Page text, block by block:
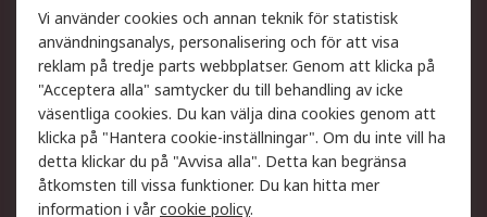
Ditt lokala säljteam
Exportlösningar
Support
Få hjälp
Retur av varor
Leverans
Spåra din order
Begär en fakturakopi
Fördelar med RS-konto
Betalningsalternativ
Vi använder cookies och annan teknik för statistisk
användningsanalys, personalisering och för att visa
reklam på tredje parts webbplatser. Genom att klicka på
"Acceptera alla" samtycker du till behandling av icke
väsentliga cookies. Du kan välja dina cookies genom att
klicka på "Hantera cookie-inställningar". Om du inte vill ha
detta klickar du på "Avvisa alla". Detta kan begränsa
åtkomsten till vissa funktioner. Du kan hitta mer
information i vårcookie policy.